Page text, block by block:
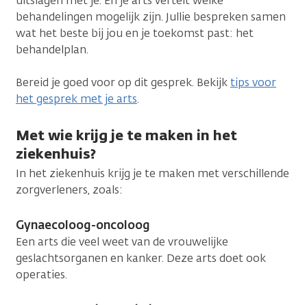
behandelingen mogelijk zijn. Jullie bespreken samen
wat het beste bij jou en je toekomst past: het
behandelplan.
Bereid je goed voor op dit gesprek. Bekijk tips voor
het gesprek met je arts.
Met wie krijg je te maken in het
ziekenhuis?
In het ziekenhuis krijg je te maken met verschillende
zorgverleners, zoals:
Gynaecoloog-oncoloog
Een arts die veel weet van de vrouwelijke
geslachtsorganen en kanker. Deze arts doet ook
operaties.